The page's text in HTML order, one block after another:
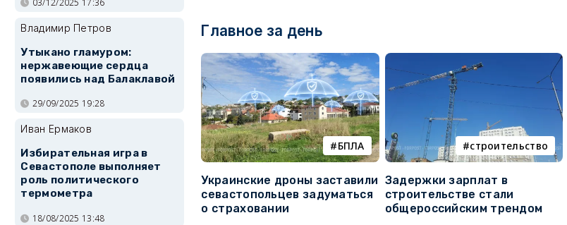
Главное за день
БПЛА
Украинские дроны заставили
севастопольцев задуматься
о страховании
строительство
Задержки зарплат в
строительстве стали
общероссийским трендом
Владимир Петров
Утыкано гламуром:
нержавеющие сердца
появились над Балаклавой
29/09/2025 19:28
Иван Ермаков
Избирательная игра в
Севастополе выполняет
роль политического
термометра
18/08/2025 13:48